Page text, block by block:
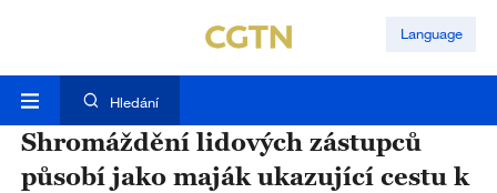
Language
Hledání
Shromáždění lidových zástupců
působí jako maják ukazující cestu k